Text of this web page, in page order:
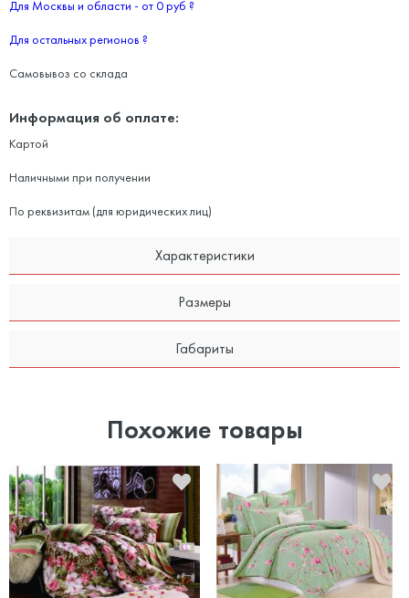
Для Москвы и области - от 0 руб ?
Для остальных регионов ?
Самовывоз со склада
Информация об оплате:
Картой
Наличными при получении
По реквизитам (для юридических лиц)
Характеристики
Размеры
Габариты
Похожие товары